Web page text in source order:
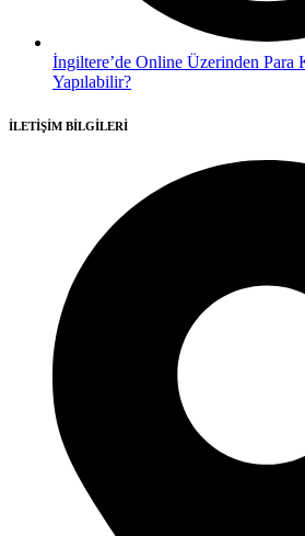
İngiltere’de Online Üzerinden Para
Yapılabilir?
İLETİŞİM BİLGİLERİ